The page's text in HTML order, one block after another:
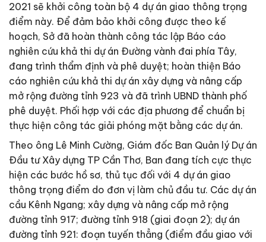
2021 sẽ khởi công toàn bộ 4 dự án giao thông trọng
điểm này. Ðể đảm bảo khởi công được theo kế
hoạch, Sở đã hoàn thành công tác lập Báo cáo
nghiên cứu khả thi dự án Ðường vành đai phía Tây,
đang trình thẩm định và phê duyệt; hoàn thiện Báo
cáo nghiên cứu khả thi dự án xây dựng và nâng cấp
mở rộng đường tỉnh 923 và đã trình UBND thành phố
phê duyệt. Phối hợp với các địa phương để chuẩn bị
thực hiện công tác giải phóng mặt bằng các dự án.
Theo ông Lê Minh Cường, Giám đốc Ban Quản lý Dự án
Ðầu tư Xây dựng TP Cần Thơ, Ban đang tích cực thực
hiện các bước hồ sơ, thủ tục đối với 4 dự án giao
thông trọng điểm do đơn vị làm chủ đầu tư. Các dự án
cầu Kênh Ngang; xây dựng và nâng cấp mở rộng
đường tỉnh 917; đường tỉnh 918 (giai đoạn 2); dự án
đường tỉnh 921: đoạn tuyến thẳng (điểm đầu giao với